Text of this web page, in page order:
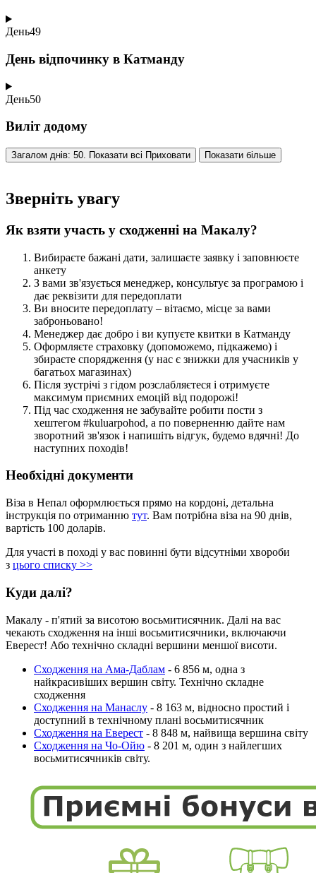
День49
День відпочинку в Катманду
День50
Виліт додому
Загалом днів: 50. Показати всі Приховати Показати більше
Зверніть увагу
Як взяти участь у сходженні на Макалу?
Вибираєте бажані дати, залишаєте заявку і заповнюєте
анкету
З вами зв'язується менеджер, консультує за програмою і
дає реквізити для передоплати
Ви вносите передоплату – вітаємо, місце за вами
заброньовано!
Менеджер дає добро і ви купуєте квитки в Катманду
Оформляєте страховку (допоможемо, підкажемо) і
збираєте спорядження (у нас є знижки для учасників у
багатьох магазинах)
Після зустрічі з гідом розслабляєтеся і отримуєте
максимум приємних емоцій від подорожі!
Під час сходження не забувайте робити пости з
хештегом #kuluarpohod, а по поверненню дайте нам
зворотний зв'язок і напишіть відгук, будемо вдячні! До
наступних походів!
Необхідні документи
Віза в Непал оформлюється прямо на кордоні, детальна
інструкція по отриманню тут. Вам потрібна віза на 90 днів,
вартість 100 доларів.
Для участі в поході у вас повинні бути відсутніми хвороби
з цього списку >>
Куди далі?
Макалу - п'ятий за висотою восьмитисячник. Далі на вас
чекають сходження на інші восьмитисячники, включаючи
Еверест! Або технічно складні вершини меншої висоти.
Сходження на Ама-Даблам - 6 856 м, одна з
найкрасивіших вершин світу. Технічно складне
сходження
Сходження на Манаслу - 8 163 м, відносно простий і
доступний в технічному плані восьмитисячник
Сходження на Еверест - 8 848 м, найвища вершина світу
Сходження на Чо-Ойю - 8 201 м, один з найлегших
восьмитисячників світу.